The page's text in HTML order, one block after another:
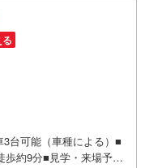
台可能（車種による）■
歩約9分■見学・来場予約